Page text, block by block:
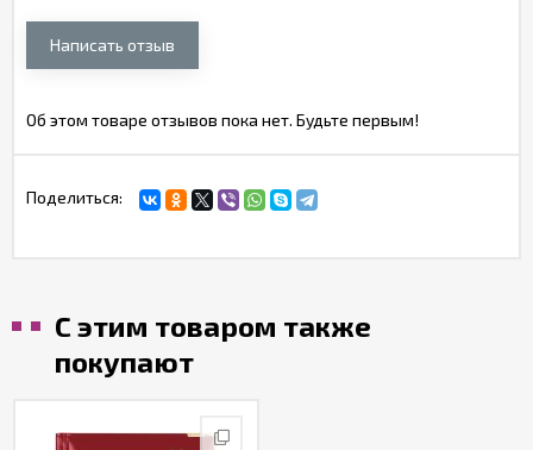
Написать отзыв
Об этом товаре отзывов пока нет. Будьте первым!
Поделиться:
С этим товаром также
покупают